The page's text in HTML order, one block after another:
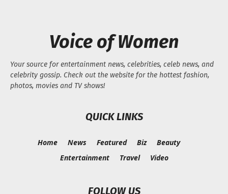
Voice of Women
Your source for entertainment news, celebrities, celeb news, and
celebrity gossip. Check out the website for the hottest fashion,
photos, movies and TV shows!
QUICK LINKS
Home News Featured Biz
Beauty
Entertainment
Travel Video
FOLLOW US